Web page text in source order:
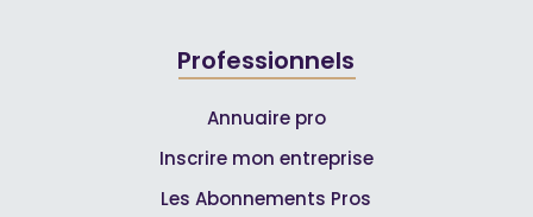
Professionnels
Annuaire pro
Inscrire mon entreprise
Les Abonnements Pros